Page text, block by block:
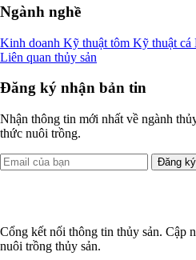
Ngành nghề
Kinh doanh Kỹ thuật tôm Kỹ thuật cá
Liên quan thủy sản
Đăng ký nhận bản tin
Nhận thông tin mới nhất về ngành
thức nuôi trồng.
Đăng ký
Cổng kết nối thông tin thủy sản. Cập
nuôi trồng thủy sản.